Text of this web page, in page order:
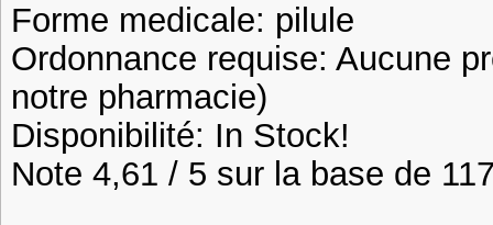
Forme medicale: pilule
Ordonnance requise: Aucune
notre pharmacie)
Disponibilité: In Stock!
Note 4,61 / 5 sur la base de